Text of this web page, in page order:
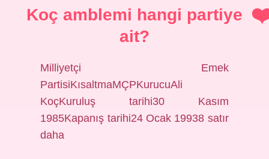
Koç amblemi hangi partiye
ait?
Milliyetçi Emek
PartisiKısaltmaMÇPKurucuAli
KoçKuruluş tarihi30 Kasım
1985Kapanış tarihi24 Ocak 19938 satır
daha